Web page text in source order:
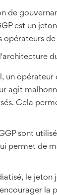
de
est un
un opérateur
agit
Cela
sont
permet de
le jeton
la